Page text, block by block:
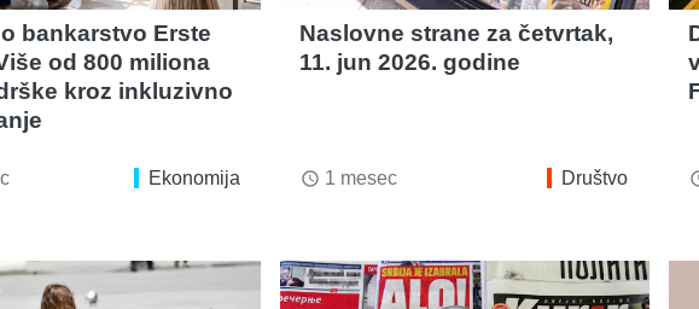
bankarstvo Erste
od 800 miliona
kroz inkluzivno
Ekonomija
Naslovne strane za četvrtak,
11. jun 2026. godine
access_time 1 mesec Društvo